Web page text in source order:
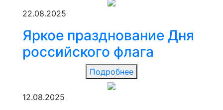
22.08.2025
Яркое празднование Дня
российского флага
Подробнее
12.08.2025